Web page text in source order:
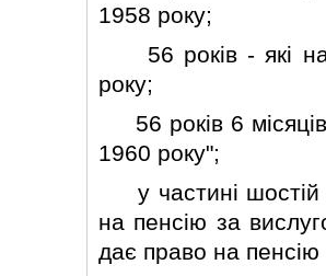
1958 року;
56 рокiв - якi
року;
56 рокiв 6 мiсяцiв
1960 року";
у частинi шостiй
на пенсiю за
дає право на пенсiю